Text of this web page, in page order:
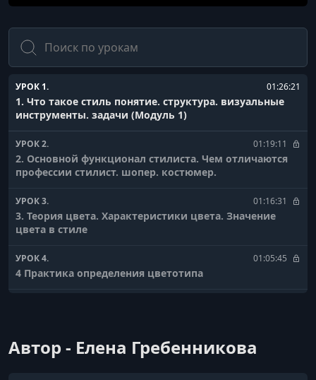
Поиск
УРОК 1. 01:26:21
1. Что такое стиль понятие. структура. визуальные
инструменты. задачи (Модуль 1)
УРОК 2. 01:19:11
2. Основной функционал стилиста. Чем отличаются
профессии стилист. шопер. костюмер.
УРОК 3. 01:16:31
3. Теория цвета. Характеристики цвета. Значение
цвета в стиле
УРОК 4. 01:05:45
4 Практика определения цветотипа
УРОК 6. 01:56:23
6 Сочетания цветов в стиле
Автор - Елена Гребенникова